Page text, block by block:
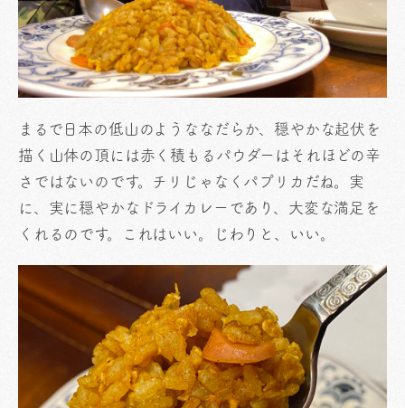
まるで日本の低山のようななだらか、穏やかな起伏を
描く山体の頂には赤く積もるパウダーはそれほどの辛
さではないのです。チリじゃなくパプリカだね。実
に、実に穏やかなドライカレーであり、大変な満足を
くれるのです。これはいい。じわりと、いい。